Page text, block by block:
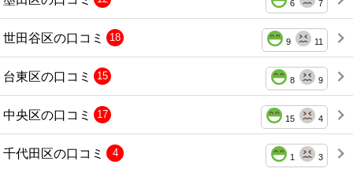
6 7
世田谷区の口コミ 9 11
18
台東区の口コミ 8 9
15
中央区の口コミ 15 4
17
千代田区の口コミ 1 3
4